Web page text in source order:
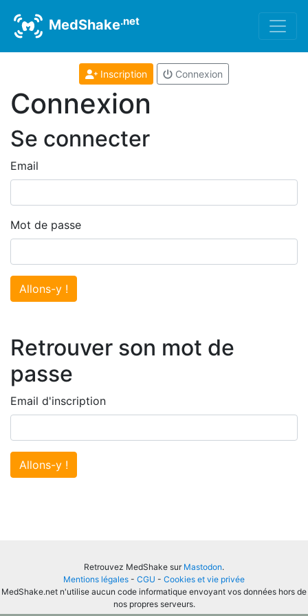
MedShake.net
Inscription Connexion
Connexion
Se connecter
Email
Mot de passe
Allons-y !
Retrouver son mot de
passe
Email d'inscription
Allons-y !
Retrouvez MedShake sur Mastodon.
Mentions légales - CGU - Cookies et vie privée
MedShake.net n'utilise aucun code informatique envoyant vos données hors de
nos propres serveurs.